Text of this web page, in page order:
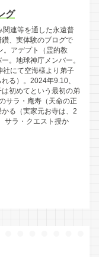
グ
関連等を通した永遠普
、実体験のブログで
。アデプト（霊的教
。地球神庁メンバー。
社にて空海様より弟子
る）。2024年9.10、
初めてという最初の弟
サラ・庵寿（天命の正
る（実家元お寺は、2
サラ・クエスト授か